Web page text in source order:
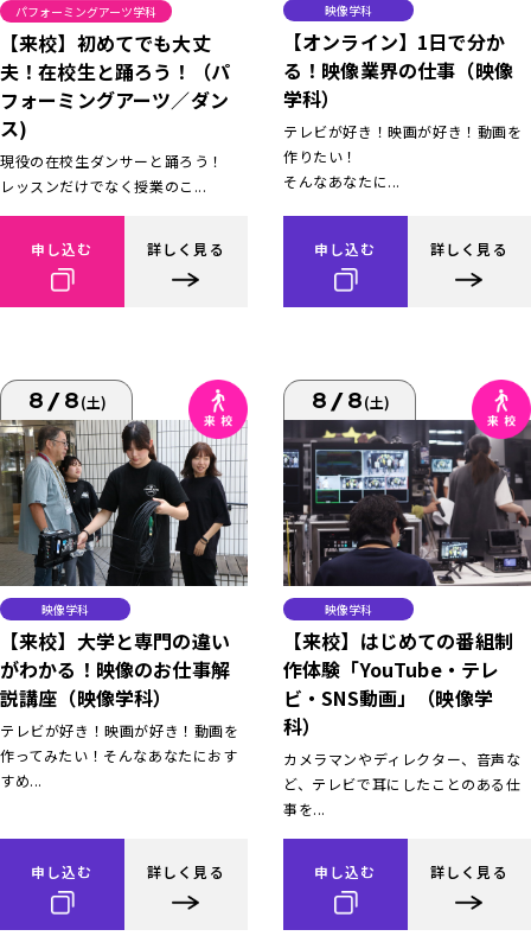
パフォーミングアーツ学科
【来校】初めてでも大丈
夫！在校生と踊ろう！（パ
フォーミングアーツ／ダン
ス)
現役の在校生ダンサーと踊ろう！
レッスンだけでなく授業のこ...
申し込む 詳しく見る
映像学科
【オンライン】1日で分か
る！映像業界の仕事（映像
学科）
テレビが好き！映画が好き！動画を
作りたい！
そんなあなたに...
申し込む 詳しく見る
8/8(土)
映像学科
【来校】大学と専門の違い
がわかる！映像のお仕事解
説講座（映像学科）
テレビが好き！映画が好き！動画を
作ってみたい！そんなあなたにおす
すめ...
申し込む 詳しく見る
8/8(土)
映像学科
【来校】はじめての番組制
作体験「YouTube・テレ
ビ・SNS動画」（映像学
科）
カメラマンやディレクター、音声な
ど、テレビで耳にしたことのある仕
事を...
申し込む 詳しく見る